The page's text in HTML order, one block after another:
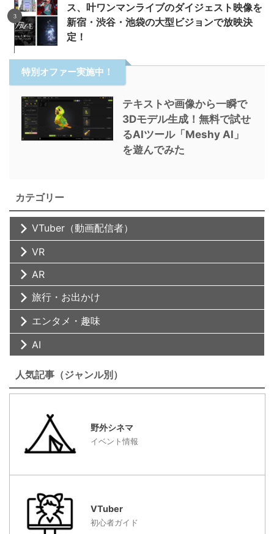
ス、叶ワンマンライブのダイジェスト映像を
新宿・渋谷・池袋の大型ビジョンで放映決
定！
特別オファー実施中！
テキストや画像から一瞬で
3Dモデル生成！無料で試せ
るAIツール「Meshy AI」
を遊んでみた
カテゴリー
VTuber（動画配信者）
VR
AR
旅行・お出かけ
エンタメ・趣味
AI
人気記事（ジャンル別）
野外シネマ
イベント情報
VTuber
初心者ガイド